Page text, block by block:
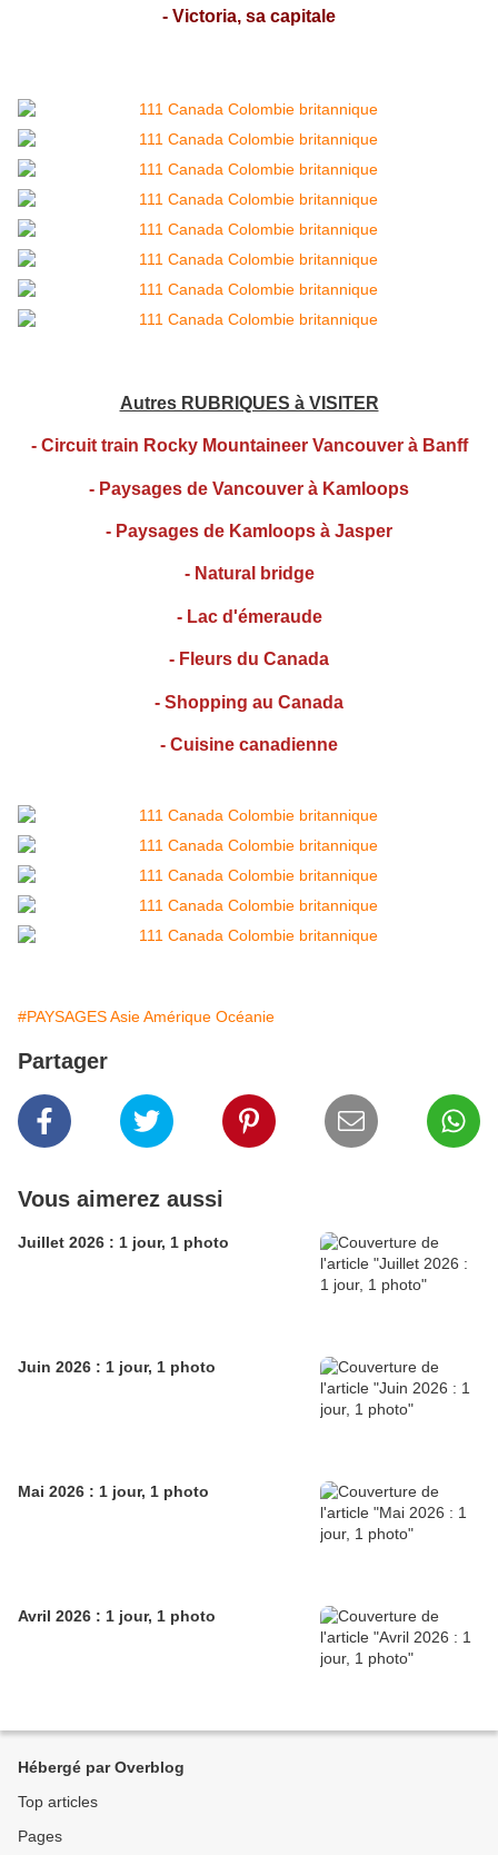
- Victoria, sa capitale
Autres RUBRIQUES à VISITER
-Circuit train Rocky Mountaineer Vancouver à Banff
- Paysages de Vancouver à Kamloops
- Paysages de Kamloops à Jasper
- Natural bridge
-Lac d'émeraude
- Fleurs du Canada
- Shopping au Canada
- Cuisine canadienne
#PAYSAGES Asie Amérique Océanie
Partager
Vous aimerez aussi
Juillet 2026 : 1 jour, 1 photo
Juin 2026 : 1 jour, 1 photo
Mai 2026 : 1 jour, 1 photo
Avril 2026 : 1 jour, 1 photo
Hébergé par Overblog
Top articles
Pages